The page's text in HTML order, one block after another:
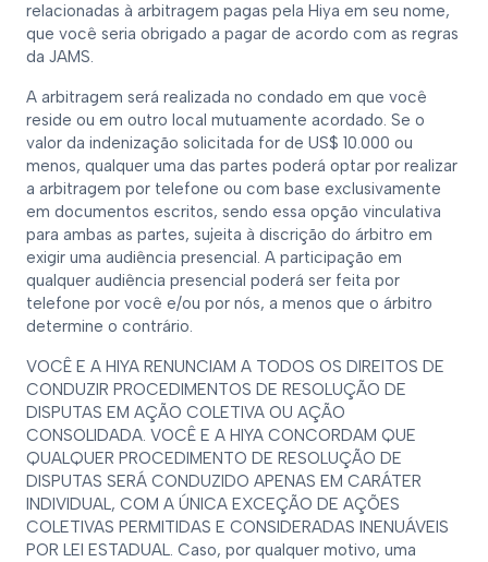
relacionadas à arbitragem pagas pela Hiya em seu nome,
que você seria obrigado a pagar de acordo com as regras
da JAMS.
A arbitragem será realizada no condado em que você
reside ou em outro local mutuamente acordado. Se o
valor da indenização solicitada for de US$ 10.000 ou
menos, qualquer uma das partes poderá optar por realizar
a arbitragem por telefone ou com base exclusivamente
em documentos escritos, sendo essa opção vinculativa
para ambas as partes, sujeita à discrição do árbitro em
exigir uma audiência presencial. A participação em
qualquer audiência presencial poderá ser feita por
telefone por você e/ou por nós, a menos que o árbitro
determine o contrário.
VOCÊ E A HIYA RENUNCIAM A TODOS OS DIREITOS DE
CONDUZIR PROCEDIMENTOS DE RESOLUÇÃO DE
DISPUTAS EM AÇÃO COLETIVA OU AÇÃO
CONSOLIDADA. VOCÊ E A HIYA CONCORDAM QUE
QUALQUER PROCEDIMENTO DE RESOLUÇÃO DE
DISPUTAS SERÁ CONDUZIDO APENAS EM CARÁTER
INDIVIDUAL, COM A ÚNICA EXCEÇÃO DE AÇÕES
COLETIVAS PERMITIDAS E CONSIDERADAS INENUÁVEIS
POR LEI ESTADUAL. Caso, por qualquer motivo, uma